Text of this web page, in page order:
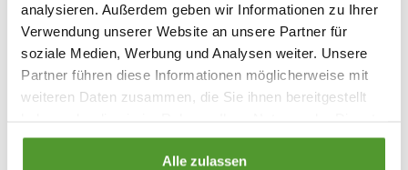
analysieren. Außerdem geben wir Informationen zu Ihrer
Verwendung unserer Website an unsere Partner für
soziale Medien, Werbung und Analysen weiter. Unsere
Partner führen diese Informationen möglicherweise mit
weiteren Daten zusammen, die Sie ihnen bereitgestellt
gesammelt haben.
Alle zulassen